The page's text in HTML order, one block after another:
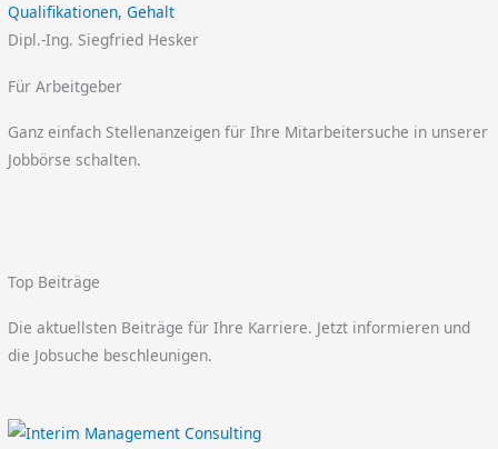
Qualifikationen, Gehalt
Dipl.-Ing. Siegfried Hesker
Für Arbeitgeber
Ganz einfach Stellenanzeigen für Ihre Mitarbeitersuche in unserer
Jobbörse schalten.
Top Beiträge
Die aktuellsten Beiträge für Ihre Karriere. Jetzt informieren und
die Jobsuche beschleunigen.